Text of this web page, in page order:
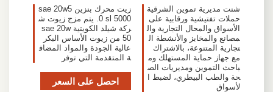
شنت مديرية تموين الشرقية
حملات تفتيشية ورقابية على
الأسواق والمحال التجارية وال
مصانع والمخابز والأنشطة ال
تجارية المتنوعة، بالاشتراك
مع جهاز حماية المستهلك وم
باحث التموين ومديريات الص
حة والطب البيطري، لضبط ا
لأسواق
زيت محرك بنزين sae 20w5
0 sl 5000. يتم مزج زيوت ش
ركة شيلد الكويتية sae 20w
50 من زيوت الأساس البكر
عالية الجودة والمواد المضاف
ة المتقدمة التي توفر
احصل على السعر